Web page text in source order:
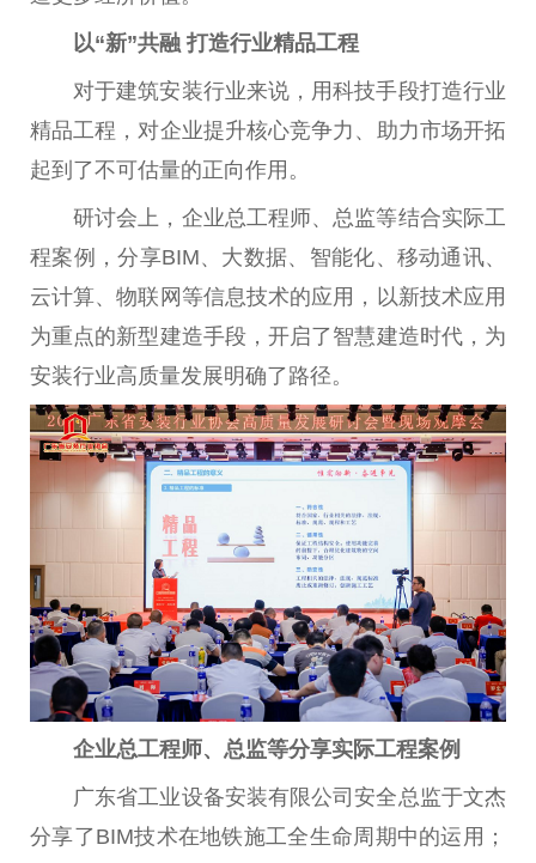
以“新”共融 打造行业精品工程
对于建筑安装行业来说，用科技手段打造行业
精品工程，对企业提升核心竞争力、助力市场开拓
起到了不可估量的正向作用。
研讨会上，企业总工程师、总监等结合实际工
程案例，分享BIM、大数据、智能化、移动通讯、
云计算、物联网等信息技术的应用，以新技术应用
为重点的新型建造手段，开启了智慧建造时代，为
安装行业高质量发展明确了路径。
企业总工程师、总监等分享实际工程案例
广东省工业设备安装有限公司安全总监于文杰
分享了BIM技术在地铁施工全生命周期中的运用；